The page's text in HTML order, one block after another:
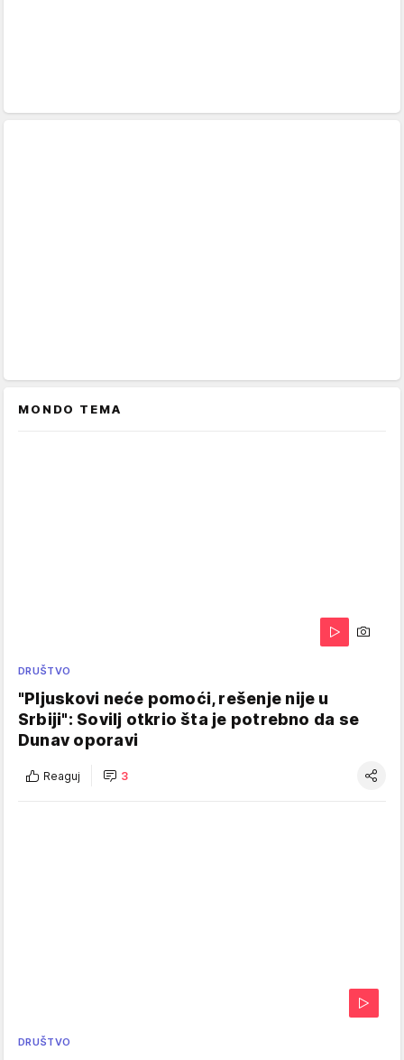
MONDO TEMA
DRUŠTVO
"Pljuskovi neće pomoći, rešenje nije u
Srbiji": Sovilj otkrio šta je potrebno da se
Dunav oporavi
Reaguj 3
DRUŠTVO